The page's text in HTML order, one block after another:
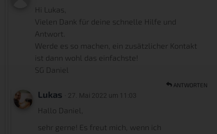
Hi Lukas,
Vielen Dank für deine schnelle Hilfe und
Antwort.
Werde es so machen, ein zusätzlicher Kontakt
ist dann wohl das einfachste!
SG Daniel
ANTWORTEN
Lukas · 27. Mai 2022 um 11:03
Hallo Daniel,
sehr gerne! Es freut mich, wenn ich